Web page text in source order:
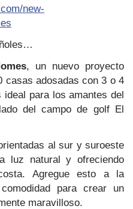
new-
, un nuevo proyecto
casas adosadas con 3 o 4
para los amantes del
del campo de golf El
al sur y suroeste
luz natural y ofreciendo
Agregue esto a la
para crear un
maravilloso.